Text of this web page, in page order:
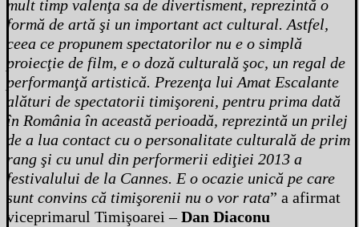
mult timp valenţa sa de divertisment, reprezintă o
formă de artă şi un important act cultural. Astfel,
ceea ce propunem spectatorilor nu e o simplă
proiecţie de film, e o doză culturală şoc, un regal de
performanţă artistică. Prezenţa lui Amat Escalante
alături de spectatorii timişoreni, pentru prima dată
în România în această perioadă, reprezintă un prilej
de a lua contact cu o personalitate culturală de prim
rang şi cu unul din performerii ediţiei 2013 a
festivalului de la Cannes. E o ocazie unică pe care
sunt convins că timişorenii nu o vor rata” a afirmat
viceprimarul Timişoarei –Dan Diaconu